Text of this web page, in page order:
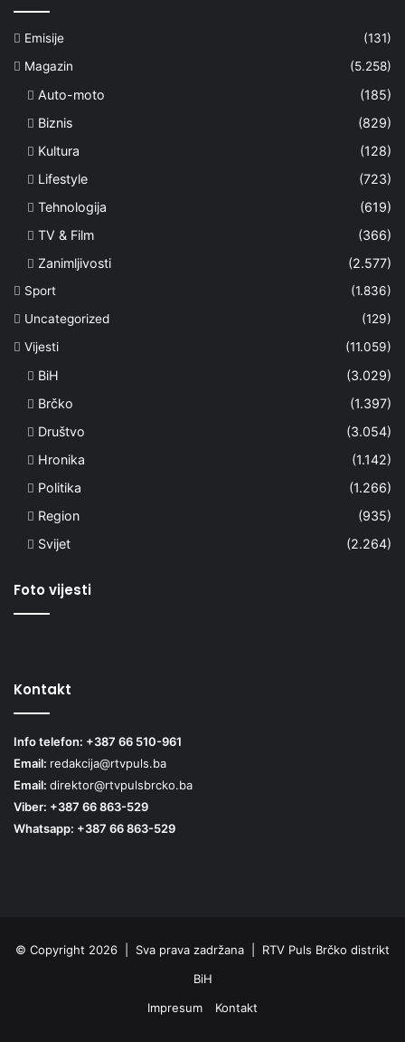
Emisije
(131)
Magazin
(5.258)
Auto-moto
(185)
Biznis
(829)
Kultura
(128)
Lifestyle
(723)
Tehnologija
(619)
TV & Film
(366)
Zanimljivosti
(2.577)
Sport
(1.836)
Uncategorized
(129)
Vijesti
(11.059)
BiH
(3.029)
Brčko
(1.397)
Društvo
(3.054)
Hronika
(1.142)
Politika
(1.266)
Region
(935)
Svijet
(2.264)
Foto vijesti
Kontakt
Info telefon: +387 66 510-961
Email: redakcija@rtvpuls.ba
Email: direktor@rtvpulsbrcko.ba
Viber: +387 66 863-529
Whatsapp: +387 66 863-529
© Copyright 2026 | Sva prava zadržana | RTV Puls Brčko distrikt
BiH
Impresum
Kontakt